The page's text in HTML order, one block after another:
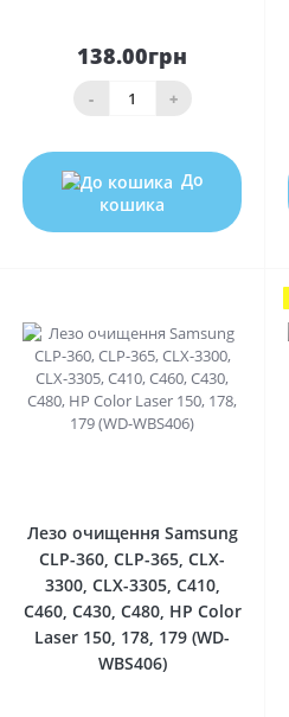
138.00грн
- +
До
кошика
Лезо очищення Samsung
CLP-360, CLP-365, CLX-
3300, CLX-3305, C410,
C460, C430, C480, HP Color
Laser 150, 178, 179 (WD-
WBS406)